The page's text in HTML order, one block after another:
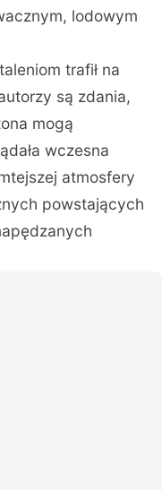
lodowym
trafił na
są zdania,
mogą
wczesna
atmosfery
powstających